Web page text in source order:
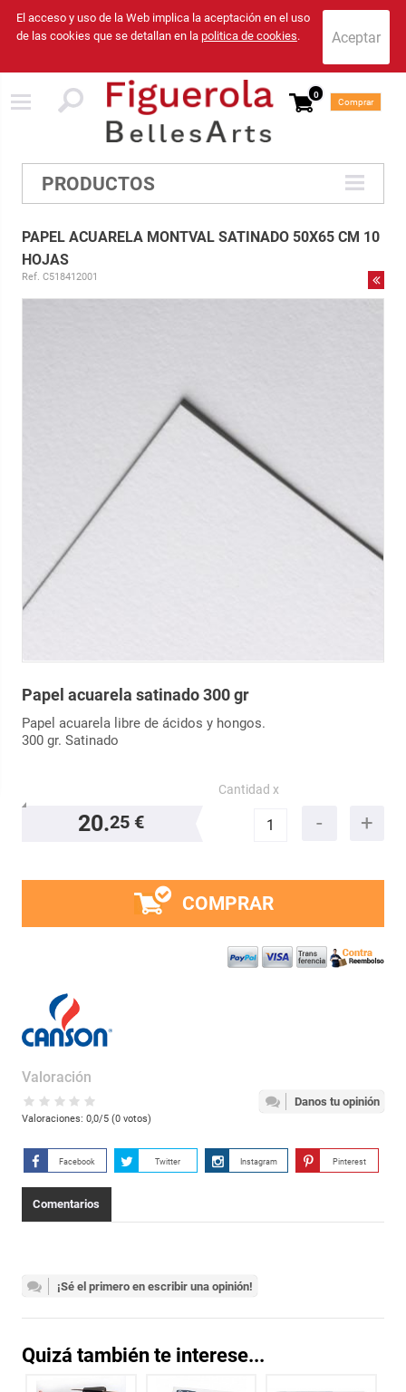
El acceso y uso de la Web implica la aceptación en el uso
de las cookies que se detallan en la politica de cookies.
0
Comprar
PRODUCTOS
PAPEL ACUARELA MONTVAL SATINADO 50X65 CM 10
HOJAS
Ref. C518412001
Papel acuarela satinado 300 gr
Papel acuarela libre de ácidos y hongos.
300 gr. Satinado
20.25 €
Cantidad x
COMPRAR
Danos tu opinión
Valoración
Valoraciones: 0,0/5 (0votos)
Facebook Twitter Instagram Pinterest
Comentarios
¡Sé el primero en escribir una opinión!
Quizá también te interese...